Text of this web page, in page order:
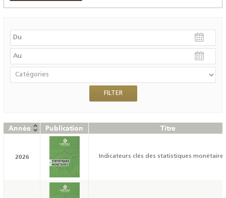
Année Publication Titre
2026 Indicateurs clés des statistiques